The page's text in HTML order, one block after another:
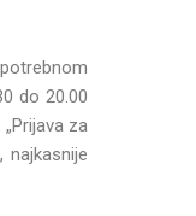
do 20.00
za
najkasnije